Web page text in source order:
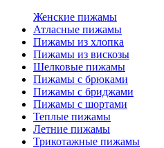
Женские пижамы
Атласные пижамы
Пижамы из хлопка
Пижамы из вискозы
Шелковые пижамы
Пижамы с брюками
Пижамы с бриджами
Пижамы с шортами
Теплые пижамы
Летние пижамы
Трикотажные пижамы